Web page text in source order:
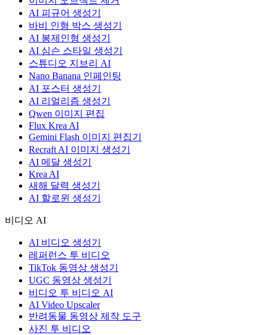
AI 피규어 생성기
바비 인형 박스 생성기
AI 봉제인형 생성기
AI 심슨 스타일 생성기
스튜디오 지브리 AI
Nano Banana 인페인팅
AI 포스터 생성기
AI 리얼리즘 생성기
Qwen 이미지 편집
Flux Krea AI
Gemini Flash 이미지 편집기
Recraft AI 이미지 생성기
AI 메달 생성기
Krea AI
새해 달력 생성기
AI 할로윈 생성기
비디오 AI
AI 비디오 생성기
레퍼런스 투 비디오
TikTok 동영상 생성기
UGC 동영상 생성기
비디오 투 비디오 AI
AI Video Upscaler
반려동물 동영상 제작 도구
사진 투 비디오